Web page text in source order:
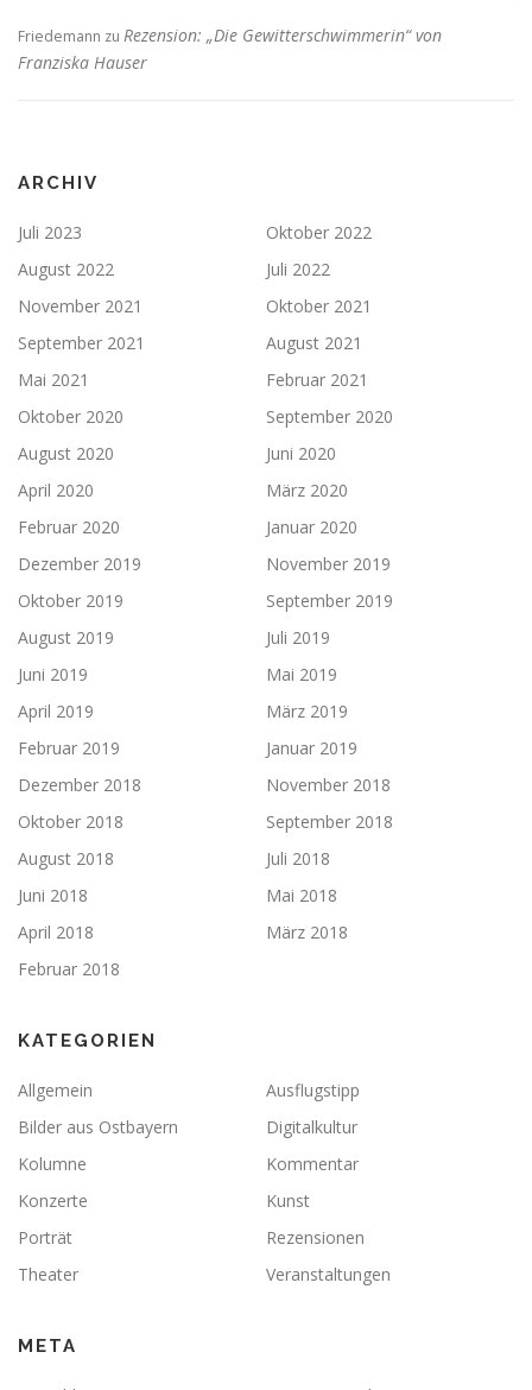
Friedemann zu Rezension: „Die Gewitterschwimmerin“ von
Franziska Hauser
ARCHIV
Juli 2023
Oktober 2022
August 2022
Juli 2022
November 2021
Oktober 2021
September 2021
August 2021
Mai 2021
Februar 2021
Oktober 2020
September 2020
August 2020
Juni 2020
April 2020
März 2020
Februar 2020
Januar 2020
Dezember 2019
November 2019
Oktober 2019
September 2019
August 2019
Juli 2019
Juni 2019
Mai 2019
April 2019
März 2019
Februar 2019
Januar 2019
Dezember 2018
November 2018
Oktober 2018
September 2018
August 2018
Juli 2018
Juni 2018
Mai 2018
April 2018
März 2018
Februar 2018
KATEGORIEN
Allgemein
Ausflugstipp
Bilder aus Ostbayern
Digitalkultur
Kolumne
Kommentar
Konzerte
Kunst
Porträt
Rezensionen
Theater
Veranstaltungen
META